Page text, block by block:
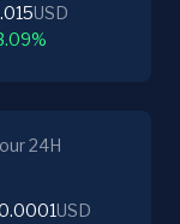
USD
24H
USD